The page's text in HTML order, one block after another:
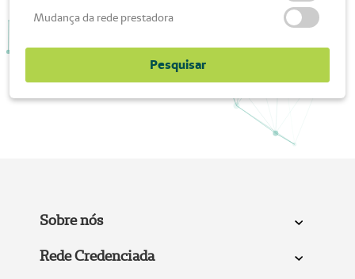
Mudança da rede prestadora
Pesquisar
Sobre nós
Rede Credenciada